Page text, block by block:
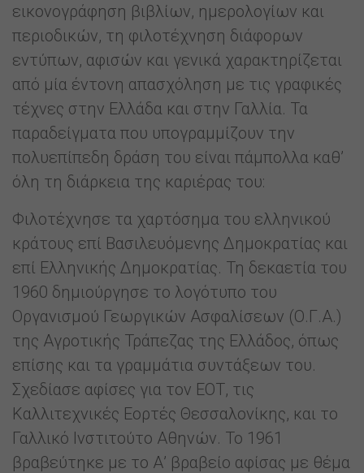
εικονογράφηση βιβλίων, ημερολογίων και
περιοδικών, τη φιλοτέχνηση διάφορων
εντύπων, αφισών και γενικά χαρακτηρίζεται
από μία έντονη απασχόληση με τις γραφικές
τέχνες στην Ελλάδα και στην Γαλλία. Τα
παραδείγματα που υπογραμμίζουν την
πολυεπίπεδη δράση του είναι πάμπολλα καθ’
όλη τη διάρκεια της καριέρας του:
Φιλοτέχνησε τα χαρτόσημα του ελληνικού
κράτους επί Βασιλευόμενης Δημοκρατίας και
επί Ελληνικής Δημοκρατίας. Τη δεκαετία του
1960 δημιούργησε το λογότυπο του
Οργανισμού Γεωργικών Ασφαλίσεων (Ο.Γ.Α.)
της Αγροτικής Τράπεζας της Ελλάδος, όπως
επίσης και τα γραμμάτια συντάξεων του.
Σχεδίασε αφίσες για τον ΕΟΤ, τις
Καλλιτεχνικές Εορτές Θεσσαλονίκης, και το
Γαλλικό Ινστιτούτο Αθηνών. Το 1961
βραβεύτηκε με το Α’ βραβείο αφίσας με θέμα